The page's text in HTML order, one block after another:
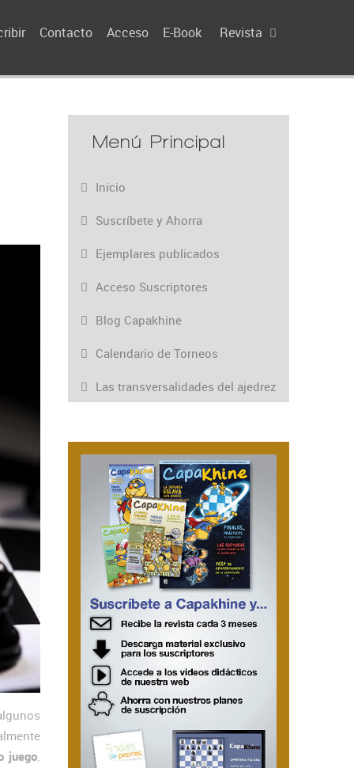
Contacto Acceso E-Book Revista
juego.
Menú Principal
Inicio
Suscríbete y Ahorra
Ejemplares publicados
Acceso Suscriptores
Blog Capakhine
Calendario de Torneos
Las transversalidades del ajedrez